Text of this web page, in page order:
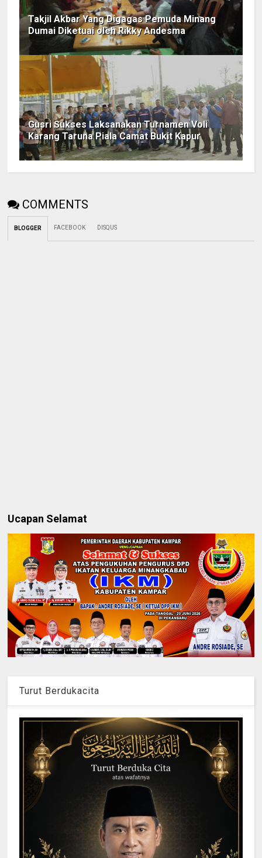
Takjil Akbar Yang Digagas Pemuda Minang
Dumai Diketuai oleh Rikky Andesma
Gusri Sukses Laksanakan Turnamen Voli
Karang Taruna Piala Camat Bukit Kapur
COMMENTS
BLOGGER FACEBOOK DISQUS
Ucapan Selamat
Turut Berdukacita